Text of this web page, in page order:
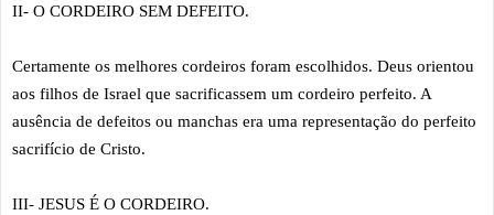
II- O CORDEIRO SEM DEFEITO.
Certamente os melhores cordeiros foram escolhidos. Deus orientou
aos filhos de Israel que sacrificassem um cordeiro perfeito. A
ausência de defeitos ou manchas era uma representação do perfeito
sacrifício de Cristo.
III- JESUS É O CORDEIRO.